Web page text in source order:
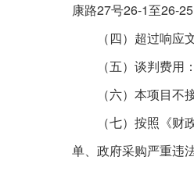
康路27号26-1至26-25
（四）超过响应
（五）谈判费用
（六）本项目不
（七）按照《财
单、政府采购严重违